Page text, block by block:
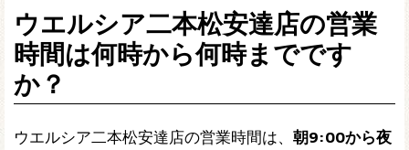
ウエルシア二本松安達店の営業
時間は何時から何時までです
か？
ウエルシア二本松安達店の営業時間は、 朝9:00から夜